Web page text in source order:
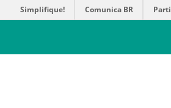
Simplifique! Comunica BR